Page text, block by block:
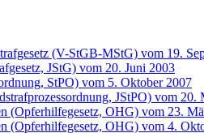
(V-StGB-MStG) vom 19.
JStG) vom 20. Juni 2003
StPO) vom 5. Oktober 2007
JStPO) vom 20.
(Opferhilfegesetz, OHG) vom 23.
(Opferhilfegesetz, OHG) vom 4.